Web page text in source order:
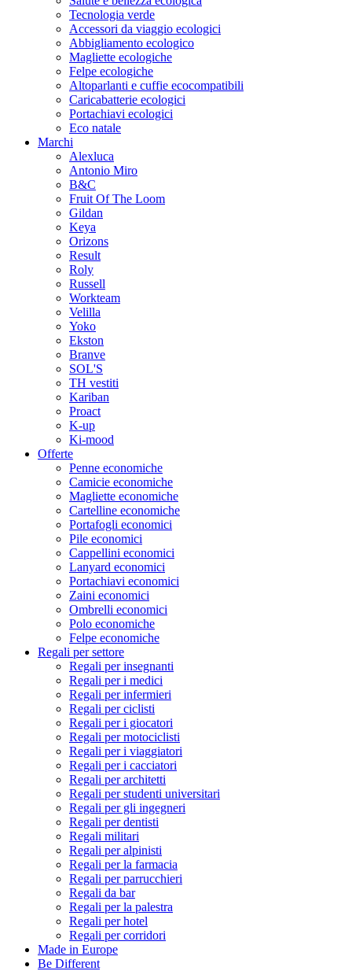
Tecnologia verde
Accessori da viaggio ecologici
Abbigliamento ecologico
Magliette ecologiche
Felpe ecologiche
Altoparlanti e cuffie ecocompatibili
Caricabatterie ecologici
Portachiavi ecologici
Eco natale
Marchi
Alexluca
Antonio Miro
B&C
Fruit Of The Loom
Gildan
Keya
Orizons
Result
Roly
Russell
Workteam
Velilla
Yoko
Ekston
Branve
SOL'S
TH vestiti
Kariban
Proact
K-up
Ki-mood
Offerte
Penne economiche
Camicie economiche
Magliette economiche
Cartelline economiche
Portafogli economici
Pile economici
Cappellini economici
Lanyard economici
Portachiavi economici
Zaini economici
Ombrelli economici
Polo economiche
Felpe economiche
Regali per settore
Regali per insegnanti
Regali per i medici
Regali per infermieri
Regali per ciclisti
Regali per i giocatori
Regali per motociclisti
Regali per i viaggiatori
Regali per i cacciatori
Regali per architetti
Regali per studenti universitari
Regali per gli ingegneri
Regali per dentisti
Regali militari
Regali per alpinisti
Regali per la farmacia
Regali per parrucchieri
Regali da bar
Regali per la palestra
Regali per hotel
Regali per corridori
Made in Europe
Be Different